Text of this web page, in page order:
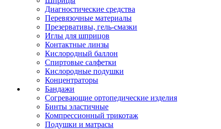
Диагностические средства
Перевязочные материалы
Презервативы, гель-смазки
Иглы для шприцов
Контактные линзы
Кислородный баллон
Спиртовые салфетки
Кислородные подушки
Концентраторы
Бандажи
Согревающие ортопедические изделия
Бинты эластичные
Компрессионный трикотаж
Подушки и матрасы